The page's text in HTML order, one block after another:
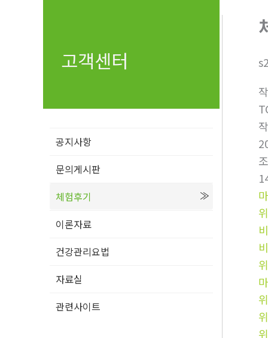
고객센터
공지사항
문의게시판
체험후기
이론자료
건강관리요법
자료실
관련사이트